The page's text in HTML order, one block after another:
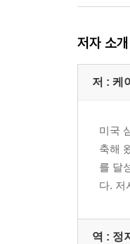
저자 소개
저 : 케
미국
축해
를 달
다. 저
역 : 정